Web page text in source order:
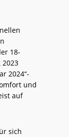
18-
2024“-
und
auf
sich